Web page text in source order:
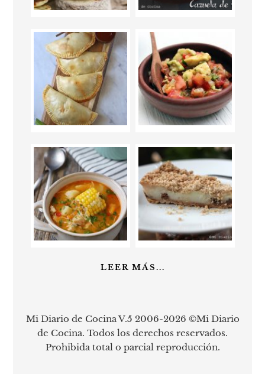
LEER MÁS...
Mi Diario de Cocina V.5 2006-2026 ©Mi Diario
de Cocina. Todos los derechos reservados.
Prohibida total o parcial reproducción.